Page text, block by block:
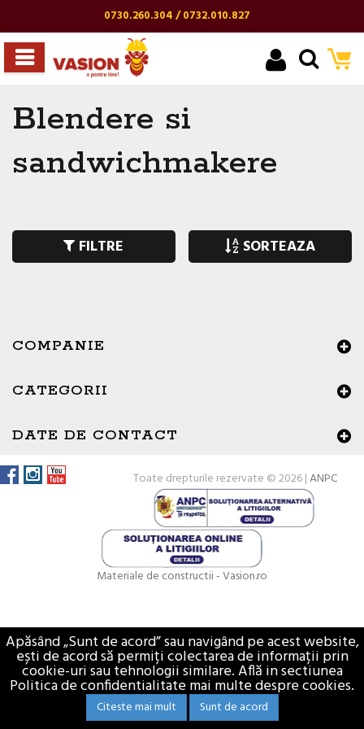
0730.260.304 / 0732.010.827
Blendere si
sandwichmakere
FILTRE SORTEAZA
COMPANIE
CATEGORII
DATE DE CONTACT
Toate drepturile rezervate © 2026 |ANPC
Materiale de constructii - Vasion.ro
Apăsând „Sunt de acord” sau navigând pe acest website,
ești de acord să permiți colectarea de informații prin
cookie-uri sau tehnologii similare. Află in sectiunea
Politica de confidentialitate mai multe despre cookies.
Citeste mai mult Sunt de acord